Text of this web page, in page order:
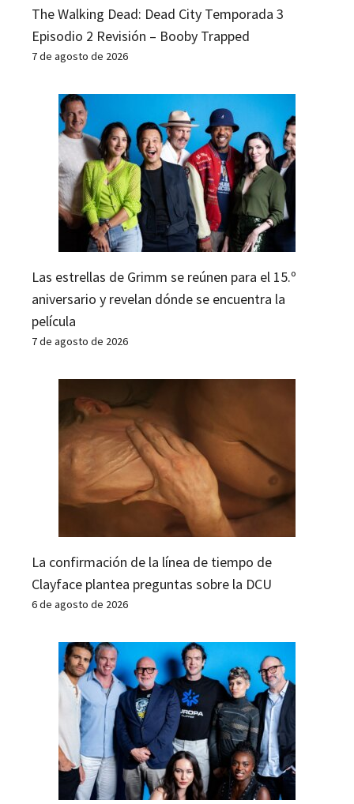
The Walking Dead: Dead City Temporada 3
Episodio 2 Revisión – Booby Trapped
7 de agosto de 2026
Las estrellas de Grimm se reúnen para el 15.º
aniversario y revelan dónde se encuentra la
película
7 de agosto de 2026
La confirmación de la línea de tiempo de
Clayface plantea preguntas sobre la DCU
6 de agosto de 2026